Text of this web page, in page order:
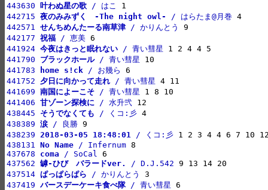
443630
叶わぬ星の歌 / はこ
442715 夜のみみずく　-The night owl- / はらたま@月巻
442571 せんちめんたーる南草津 / かりんとう
442177 祝福 / 恵美
441924 今夜はきっと眠れない / 青い彗星
441790 ブラックホール / 青い彗星
441783
home s!ck / お幾ら
441752 夕日に向かって走れ / 青い彗星
441699 南国によーこそ / 青い彗星
441406 甘ゾーン探検に / 水升弐
438445 そうでなくても / くコ:彡
438389 涙 / 良勝
438239 2018-03-05 18:48:01
/ くコ:彡
438131 No Name / Infernum
437678 coma / SoCal
437562 罅-ひび　バラードver. / D.J.542
437514 ぱっぱらぱら / かりんとう
437419 バースデーケーキ食べ隊 / 青い彗星